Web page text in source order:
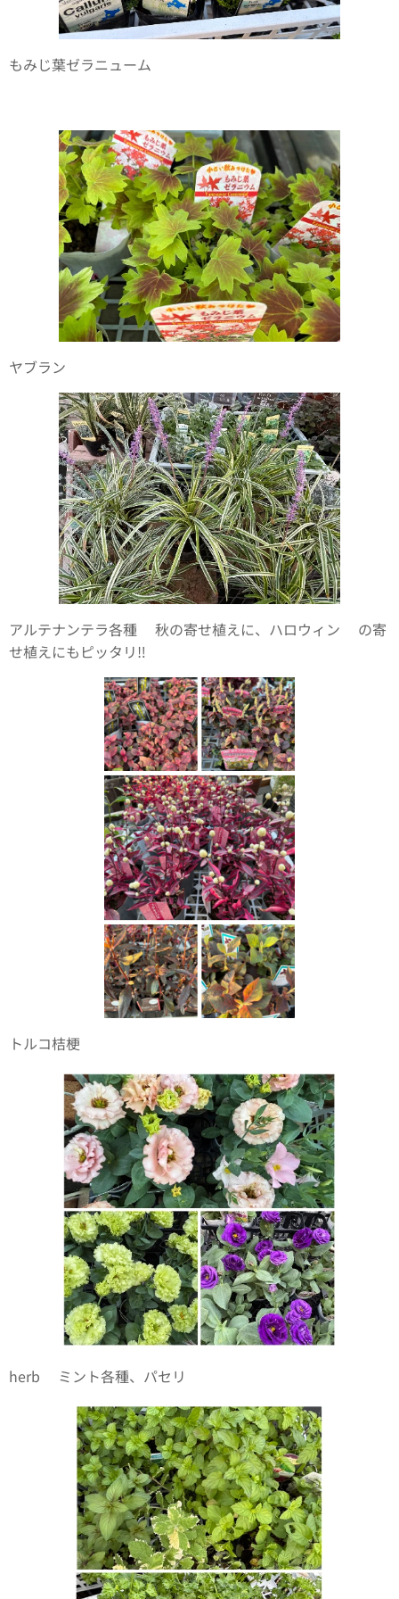
もみじ葉ゼラニューム🍁
ヤブラン
アルテナンテラ各種✨秋の寄せ植えに、ハロウィン🎃の寄
せ植えにもピッタリ‼️
トルコ桔梗
herb🌱ミント各種、パセリ